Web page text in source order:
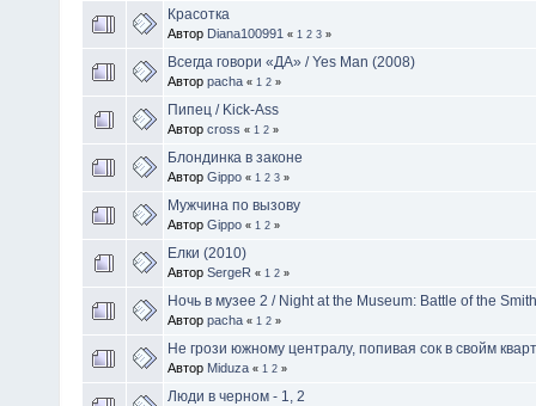
Красотка
Автор Diana100991 « 1 2 3 »
Всегда говори «ДА» / Yes Man (2008)
Автор pacha « 1 2 »
Пипец / Kick-Ass
Автор cross « 1 2 »
Блондинка в законе
Автор Gippo « 1 2 3 »
Мужчина по вызову
Автор Gippo « 1 2 »
Елки (2010)
Автор SergeR « 1 2 »
Ночь в музее 2 / Night at the Museum: Battle of the
Автор pacha « 1 2 »
Не грози южному централу, попивая сок в свойм
Автор Miduza « 1 2 »
Люди в черном - 1, 2